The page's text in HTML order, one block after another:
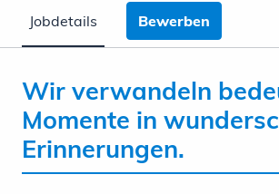
Jobdetails Bewerben
Wir verwandeln
Momente in
Erinnerungen.